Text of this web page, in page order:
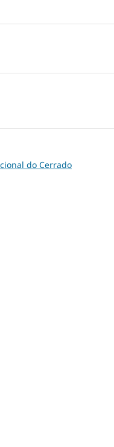
do Cerrado